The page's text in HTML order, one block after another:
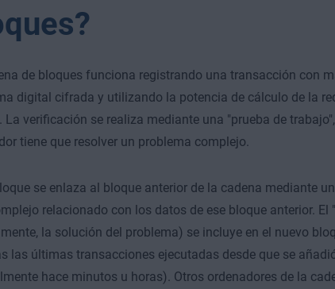
de bloques funciona registrando una transacción con
digital cifrada y utilizando la potencia de cálculo de la
La verificación se realiza mediante una "prueba de
tiene que resolver un problema complejo.
se enlaza al bloque anterior de la cadena mediante
relacionado con los datos de ese bloque anterior. El
la solución del problema) se incluye en el nuevo
las últimas transacciones ejecutadas desde que se
hace minutos u horas). Otros ordenadores de la